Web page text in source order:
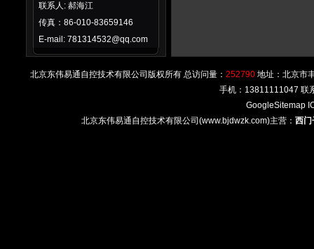
联系人: 郝海江
传真：86-010-83659146
E-mail: 781314532@qq.com
北京东伟易通自控技术有限公司版权所有 总访问量： 252790 地址：北京市
手机：13811111047 联
GoogleSitemap
北京东伟易通自控技术有限公司(www.bjdwzk.com)主营： 西门